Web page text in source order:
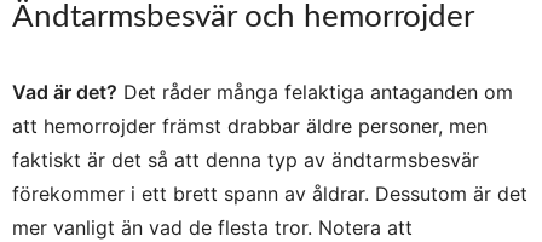
Ändtarmsbesvär och hemorrojder
Vad är det? Det råder många felaktiga antaganden om
att hemorrojder främst drabbar äldre personer, men
faktiskt är det så att denna typ av ändtarmsbesvär
förekommer i ett brett spann av åldrar. Dessutom är det
mer vanligt än vad de flesta tror. Notera att